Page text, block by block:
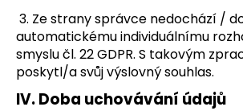
3. Ze strany správce nedochází /
automatickému individuálnímu
smyslu čl. 22 GDPR. S takovým
poskytl/a svůj výslovný souhlas.
IV.Doba uchovávání údajů